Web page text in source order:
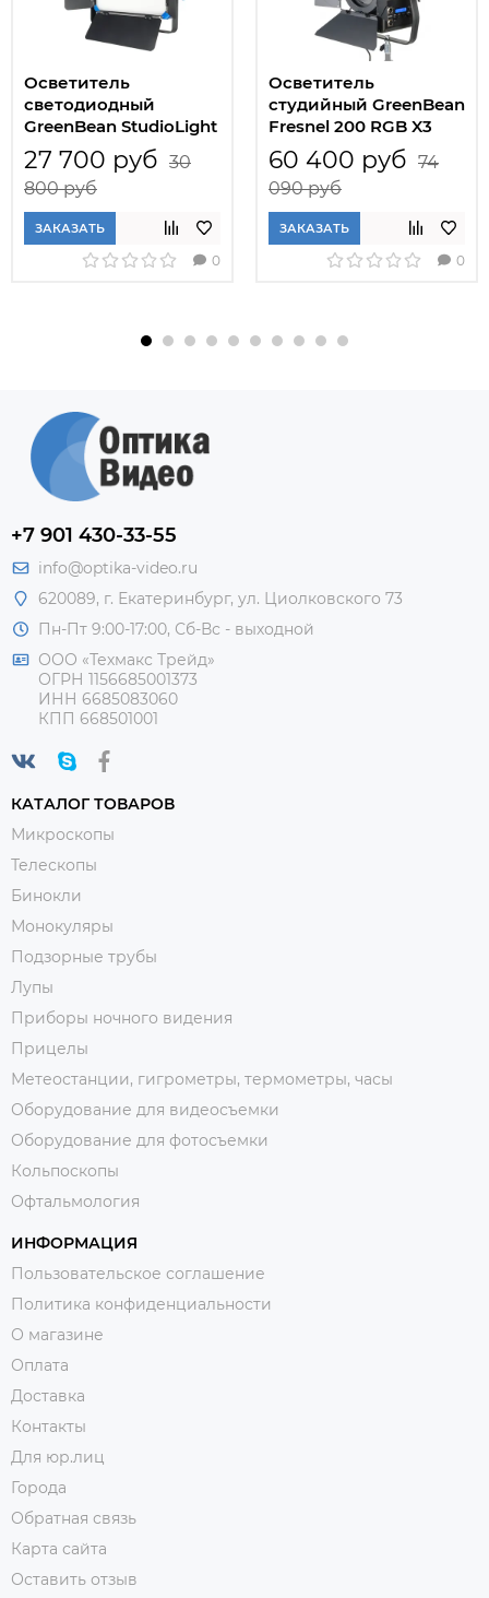
Осветитель
светодиодный
GreenBean StudioLight
II 200 bi-color
27 700 руб 30
800 руб
ЗАКАЗАТЬ
0
Осветитель
студийный GreenBean
Fresnel 200 RGB X3
DMX
60 400 руб 74
090 руб
ЗАКАЗАТЬ
0
+7 901 430-33-55
info@optika-video.ru
620089, г. Екатеринбург, ул. Циолковского 73
Пн-Пт 9:00-17:00, Сб-Вс - выходной
ООО «Техмакс Трейд»
ОГРН 1156685001373
ИНН 6685083060
КПП 668501001
КАТАЛОГ ТОВАРОВ
Микроскопы
Телескопы
Бинокли
Монокуляры
Подзорные трубы
Лупы
Приборы ночного видения
Прицелы
Метеостанции, гигрометры, термометры, часы
Оборудование для видеосъемки
Оборудование для фотосъемки
Кольпоскопы
Офтальмология
ИНФОРМАЦИЯ
Пользовательское соглашение
Политика конфиденциальности
О магазине
Оплата
Доставка
Контакты
Для юр.лиц
Города
Обратная связь
Карта сайта
Оставить отзыв